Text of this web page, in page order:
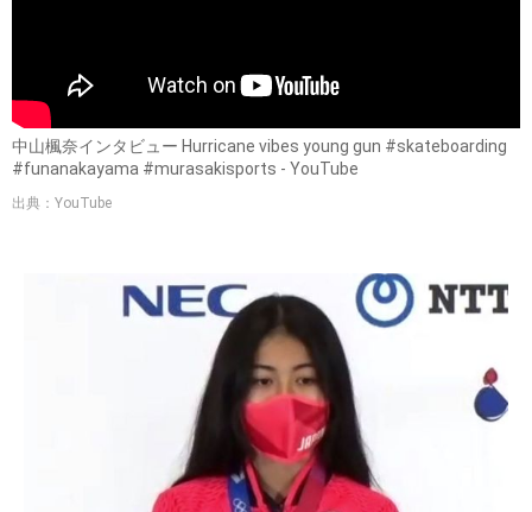
中山楓奈インタビュー Hurricane vibes young gun #skateboarding
#funanakayama #murasakisports - YouTube
出典：YouTube